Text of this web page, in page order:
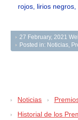
rojos, lirios
27 February, 2021
Posted in: Noticias
Noticias
Historial de los